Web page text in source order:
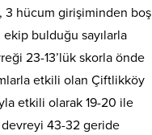
3 hücum girişiminden boş
bulduğu sayılarla
23-13’lük skorla önde
etkili olan Çiftlikköy
etkili olarak 19-20 ile
43-32 geride